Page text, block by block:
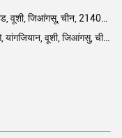
शिदाईशांघे 27-9, तांगनान रोड, वूशी, जिआंगसू, चीन, 214000
ईस्ट स्ट्रीट यानजियाकियाओ, यांगजियान, वूशी, जिआंगसु, चीन 214000